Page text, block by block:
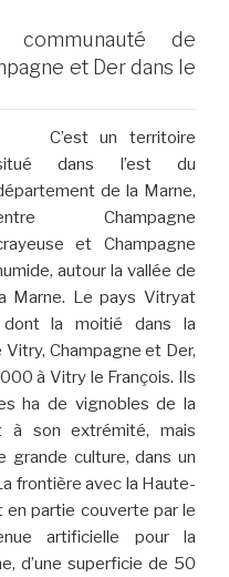
de
et Der dans le
C’est un territoire
dans l’est du
de la Marne,
Champagne
et Champagne
autour la vallée de
Marne. Le pays Vitryat
la moitié dans la
Champagne et Der,
à Vitry le François. Ils
ha de vignobles de la
à son extrémité, mais
grande culture, dans un
frontière avec la Haute-
en partie couverte par le
artificielle pour la
d’une superficie de 50